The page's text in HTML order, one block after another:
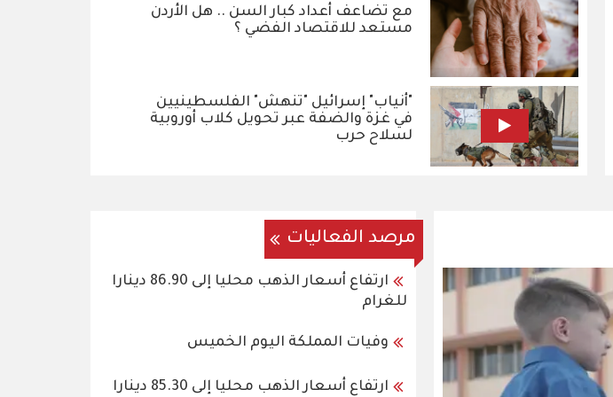
مع تضاعف أعداد كبار السن .. هل الأردن
مستعد للاقتصاد الفضي ؟
"أنياب" إسرائيل "تنهش" الفلسطينيين
في غزة والضفة عبر تحويل كلاب أوروبية
لسلاح حرب
مرصد الفعاليات
ارتفاع أسعار الذهب محليا إلى 86.90 دينارا
للغرام
وفيات المملكة اليوم الخميس
ارتفاع أسعار الذهب محليا إلى 85.30 دينارا